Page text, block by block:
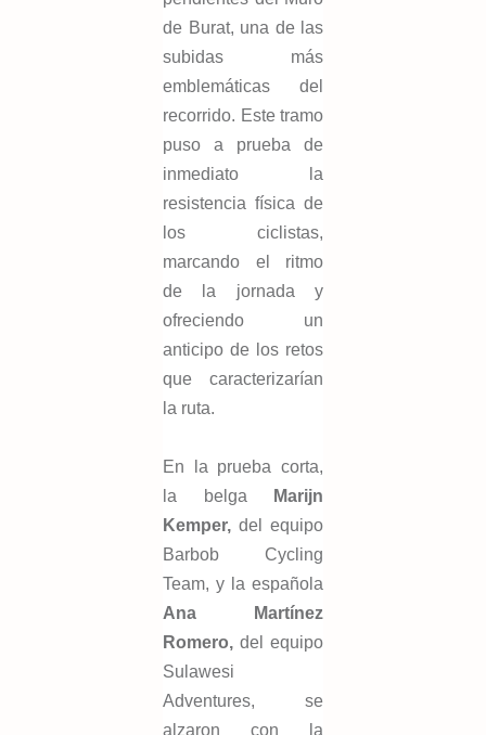
de Burat, una de las
subidas más
emblemáticas del
recorrido. Este tramo
puso a prueba de
inmediato la
resistencia física de
los ciclistas,
marcando el ritmo
de la jornada y
ofreciendo un
anticipo de los retos
que caracterizarían
la ruta.
En la prueba corta,
la belga
Marijn
Kemper, del equipo
Barbob Cycling
Team, y la española
Ana Martínez
Romero, del equipo
Sulawesi
Adventures, se
alzaron con la